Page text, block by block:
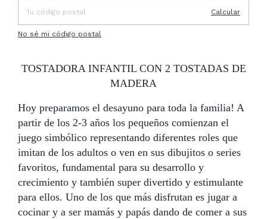
Calcular
No sé mi código postal
TOSTADORA INFANTIL CON 2 TOSTADAS DE
MADERA
Hoy preparamos el desayuno para toda la familia! A
partir de los 2-3 años los pequeños comienzan el
juego simbólico representando diferentes roles que
imitan de los adultos o ven en sus dibujitos o series
favoritos, fundamental para su desarrollo y
crecimiento y también super divertido y estimulante
para ellos. Uno de los que más disfrutan es jugar a
cocinar y a ser mamás y papás dando de comer a sus